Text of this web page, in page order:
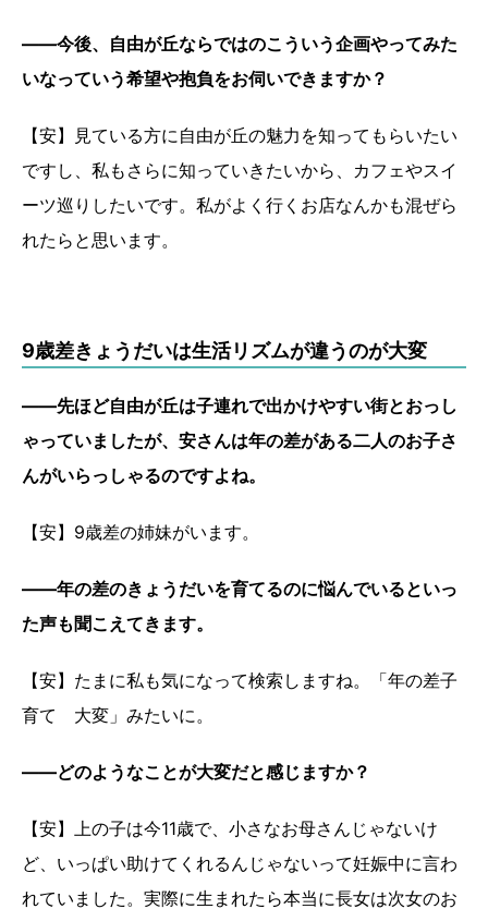
――今後、自由が丘ならではのこういう企画やってみた
いなっていう希望や抱負をお伺いできますか？
【安】見ている方に自由が丘の魅力を知ってもらいたい
ですし、私もさらに知っていきたいから、カフェやスイ
ーツ巡りしたいです。私がよく行くお店なんかも混ぜら
れたらと思います。
9歳差きょうだいは生活リズムが違うのが大変
――先ほど自由が丘は子連れで出かけやすい街とおっし
ゃっていましたが、安さんは年の差がある二人のお子さ
んがいらっしゃるのですよね。
【安】9歳差の姉妹がいます。
――年の差のきょうだいを育てるのに悩んでいるといっ
た声も聞こえてきます。
【安】たまに私も気になって検索しますね。「年の差子
育て 大変」みたいに。
――どのようなことが大変だと感じますか？
【安】上の子は今11歳で、小さなお母さんじゃないけ
ど、いっぱい助けてくれるんじゃないって妊娠中に言わ
れていました。実際に生まれたら本当に長女は次女のお